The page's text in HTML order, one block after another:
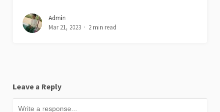
Admin
Mar 21, 2023
2 min read
Leave a Reply